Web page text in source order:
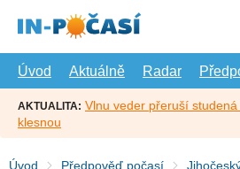
hlavní
Úvod
Aktuálně Radar
AKTUALITA: Vlnu veder přeruší
klesnou
Úvod Předpověď počasí